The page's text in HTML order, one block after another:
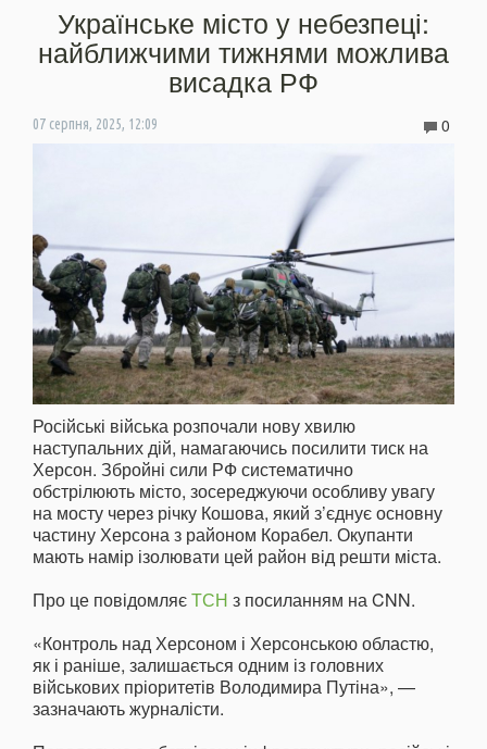
Українське місто у небезпеці:
найближчими тижнями можлива
висадка РФ
07 серпня, 2025, 12:09 0
Російські війська розпочали нову хвилю
наступальних дій, намагаючись посилити тиск на
Херсон. Збройні сили РФ систематично
обстрілюють місто, зосереджуючи особливу увагу
на мосту через річку Кошова, який з’єднує основну
частину Херсона з районом Корабел. Окупанти
мають намір ізолювати цей район від решти міста.
Про це повідомляєТСН з посиланням на CNN.
«Контроль над Херсоном і Херсонською областю,
як і раніше, залишається одним із головних
військових пріоритетів Володимира Путіна», —
зазначають журналісти.